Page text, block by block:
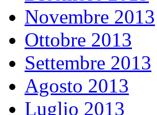
Novembre 2013
Ottobre 2013
Settembre 2013
Agosto 2013
Luglio 2013